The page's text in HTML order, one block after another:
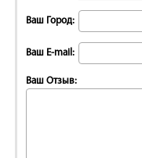
Ваш Город:
Ваш E-mail:
Ваш Отзыв: